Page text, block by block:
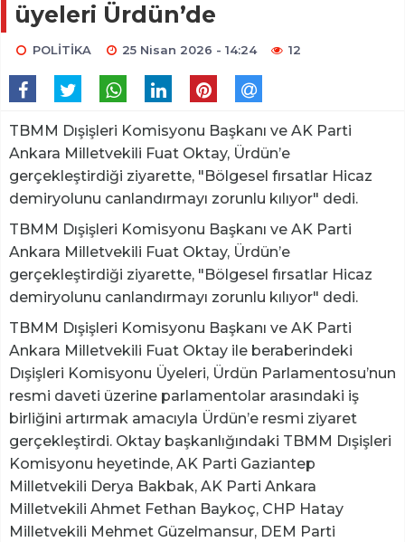
üyeleri Ürdün’de
POLİTİKA 25 Nisan 2026 - 14:24 12
TBMM Dışişleri Komisyonu Başkanı ve AK Parti
Ankara Milletvekili Fuat Oktay, Ürdün’e
gerçekleştirdiği ziyarette, "Bölgesel fırsatlar Hicaz
demiryolunu canlandırmayı zorunlu kılıyor" dedi.
TBMM Dışişleri Komisyonu Başkanı ve AK Parti
Ankara Milletvekili Fuat Oktay, Ürdün’e
gerçekleştirdiği ziyarette, "Bölgesel fırsatlar Hicaz
demiryolunu canlandırmayı zorunlu kılıyor" dedi.
TBMM Dışişleri Komisyonu Başkanı ve AK Parti
Ankara Milletvekili Fuat Oktay ile beraberindeki
Dışişleri Komisyonu Üyeleri, Ürdün Parlamentosu’nun
resmi daveti üzerine parlamentolar arasındaki iş
birliğini artırmak amacıyla Ürdün’e resmi ziyaret
gerçekleştirdi. Oktay başkanlığındaki TBMM Dışişleri
Komisyonu heyetinde, AK Parti Gaziantep
Milletvekili Derya Bakbak, AK Parti Ankara
Milletvekili Ahmet Fethan Baykoç, CHP Hatay
Milletvekili Mehmet Güzelmansur, DEM Parti